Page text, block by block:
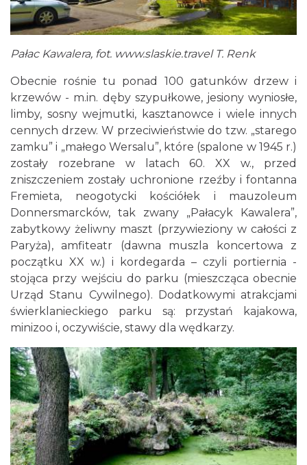
Pałac Kawalera, fot. www.slaskie.travelT. Renk
Obecnie rośnie tu ponad 100 gatunków drzew i
krzewów - m.in. dęby szypułkowe, jesiony wyniosłe,
limby, sosny wejmutki, kasztanowce i wiele innych
cennych drzew. W przeciwieństwie do tzw. „starego
zamku” i „małego Wersalu”, które (spalone w 1945 r.)
zostały rozebrane w latach 60. XX w., przed
zniszczeniem zostały uchronione rzeźby i fontanna
Fremieta, neogotycki kościółek i mauzoleum
Donnersmarcków, tak zwany „Pałacyk Kawalera”,
zabytkowy żeliwny maszt (przywieziony w całości z
Paryża), amfiteatr (dawna muszla koncertowa z
początku XX w.) i kordegarda – czyli portiernia -
stojąca przy wejściu do parku (mieszcząca obecnie
Urząd Stanu Cywilnego). Dodatkowymi atrakcjami
świerklanieckiego parku są: przystań kajakowa,
minizoo i, oczywiście, stawy dla wędkarzy.